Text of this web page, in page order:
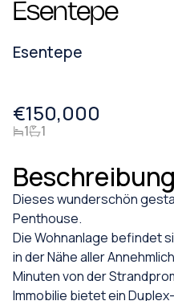
Esentepe
Esentepe
€150,000
1 1
Beschreibung
Dieses wunderschön
Penthouse.
Die Wohnanlage befindet
in der Nähe aller
Minuten von der
Immobilie bietet ein